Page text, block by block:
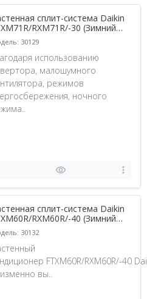
сплит-система Daikin
RXM71R/-30 (Зимний
-30)
30129
использованию
малошумного
режимов
ночного
сплит-система Daikin
RXM60R/-40 (Зимний
-40)
30132
FTXM60R/RXM60R/-40
вы..